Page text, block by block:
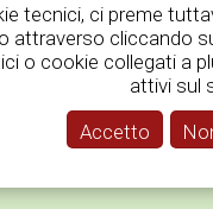
3 esperienze
tecnici, ci preme
attraverso cliccando
o cookie collegati a
attivi sul
Accetto